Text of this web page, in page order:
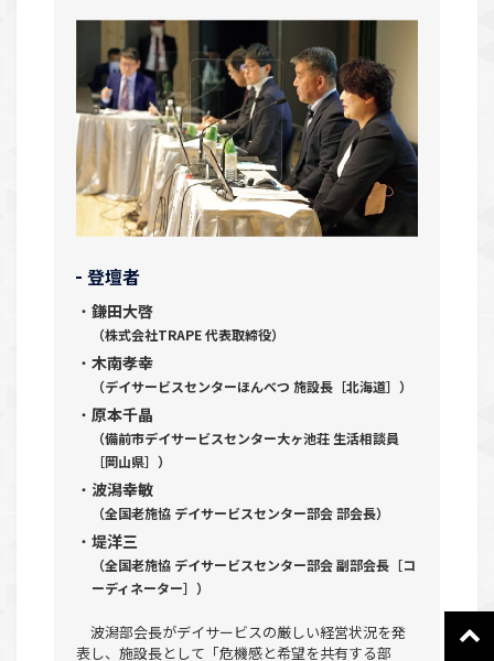
登壇者
鎌田大啓
（株式会社TRAPE 代表取締役）
木南孝幸
（デイサービスセンターほんべつ 施設長［北海道］）
原本千晶
（備前市デイサービスセンター大ヶ池荘 生活相談員
［岡山県］）
波潟幸敏
（全国老施協 デイサービスセンター部会 部会長）
堤洋三
（全国老施協 デイサービスセンター部会 副部会長［コ
ーディネーター］）
波潟部会長がデイサービスの厳しい経営状況を発
表し、施設長として「危機感と希望を共有する部